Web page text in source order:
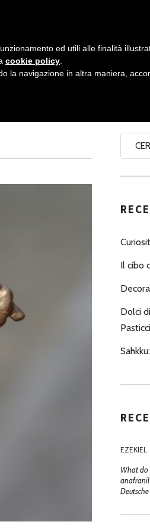
Il cibo
Dolci
EZEKIEL
What do
anafranil
ed utili alle finalità
cookie policy
la navigazione in altra maniera,